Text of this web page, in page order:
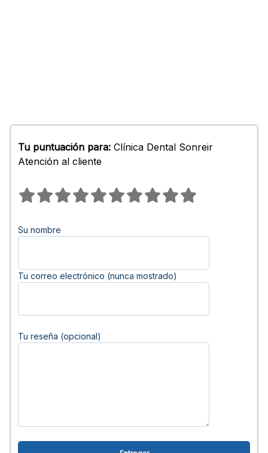
Tu puntuación para: Clínica Dental Sonreir
Atención al cliente
Su nombre
Tu correo electrónico (nunca mostrado)
Tu reseña (opcional)